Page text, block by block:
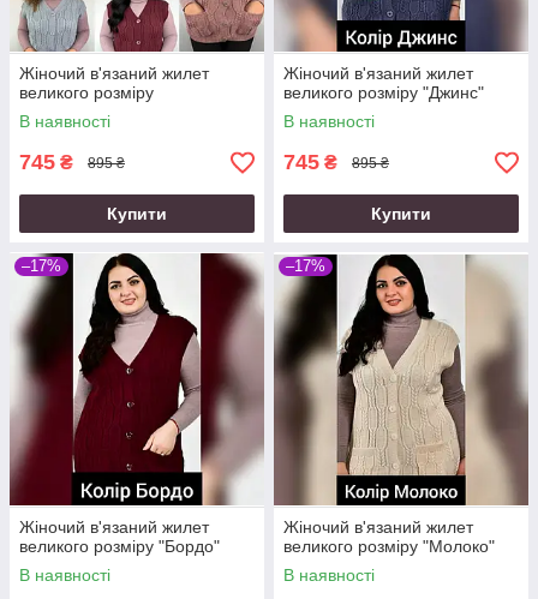
Жіночий в'язаний жилет
великого розміру
В наявності
745 ₴ 895 ₴
Купити
Жіночий в'язаний жилет
великого розміру "Джинс"
В наявності
745 ₴ 895 ₴
Купити
–17%
Жіночий в'язаний жилет
великого розміру "Бордо"
В наявності
–17%
Жіночий в'язаний жилет
великого розміру "Молоко"
В наявності